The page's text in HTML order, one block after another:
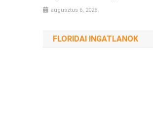
augusztus 6, 2026
FLORIDAI INGATLANOK